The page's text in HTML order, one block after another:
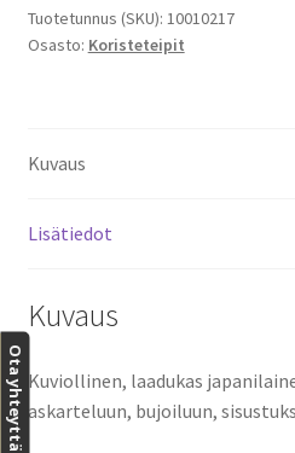
Tuotetunnus (SKU): 10010217
Osasto: Koristeteipit
Kuvaus
Lisätiedot
Kuvaus
Kuviollinen, laadukas
askarteluun, bujoiluun,
Ota yhteyttä